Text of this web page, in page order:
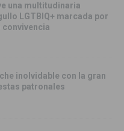
una multitudinaria
LGTBIQ+ marcada por
convivencia
inolvidable con la gran
patronales